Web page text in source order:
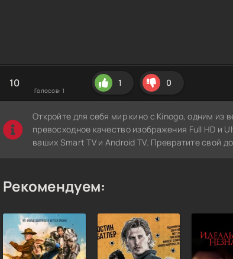
10
Голосов: 1
1 0
Откройте для себя мир кино с Kinogo, одним из
превосходное качество изображения Full HD и
ваших Smart TV и Android TV. Превратите свой
Рекомендуем: